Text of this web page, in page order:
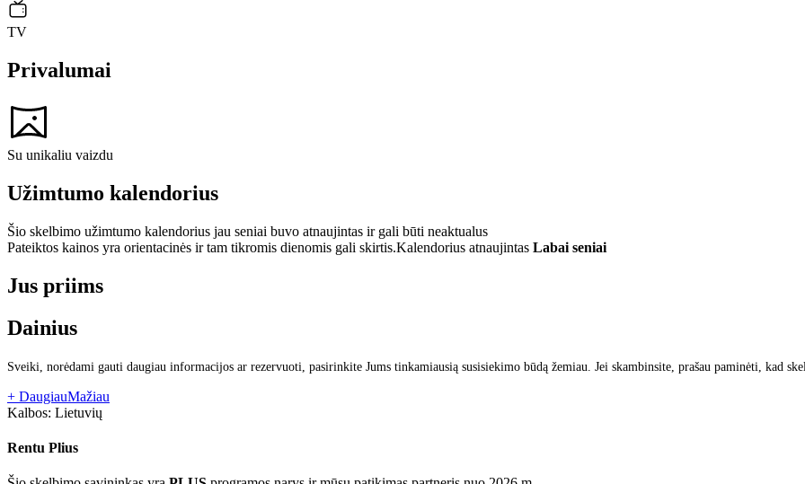
TV
Privalumai
Su unikaliu vaizdu
Užimtumo kalendorius
Šio skelbimo užimtumo kalendorius jau seniai buvo atnaujintas ir gali būti neaktualus
Pateiktos kainos yra orientacinės ir tam tikromis dienomis gali skirtis.Kalendorius atnaujintas Labai seniai
Jus priims
Dainius
Sveiki, norėdami gauti daugiau informacijos ar rezervuoti, pasirinkite Jums tinkamiausią susisiekimo būdą žemiau. Jei skambinsite, prašau paminėti, kad
+ DaugiauMažiau
Kalbos: Lietuvių
Rentu Plius